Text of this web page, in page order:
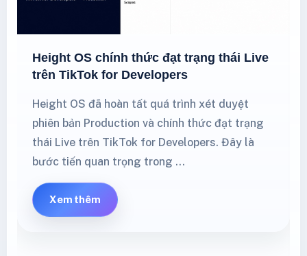
Height OS chính thức đạt trạng thái Live
trên TikTok for Developers
Height OS đã hoàn tất quá trình xét duyệt
phiên bản Production và chính thức đạt trạng
thái Live trên TikTok for Developers. Đây là
bước tiến quan trọng trong …
Xem thêm